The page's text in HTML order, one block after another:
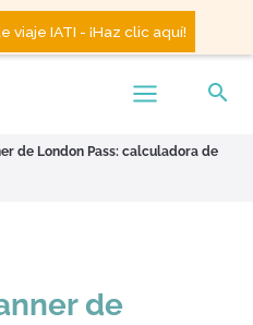
IATI - ¡Haz clic aquí!
de London Pass: calculadora de
de